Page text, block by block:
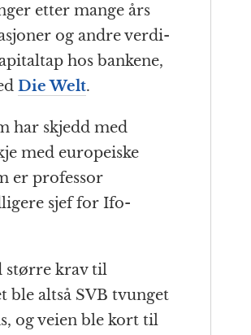
etter mange års
og andre verdi­
hos bankene,
Die Welt.
har skjedd med
med europeiske
er professor
sjef for Ifo-
større krav til
ble altså SVB tvunget
og veien ble kort til